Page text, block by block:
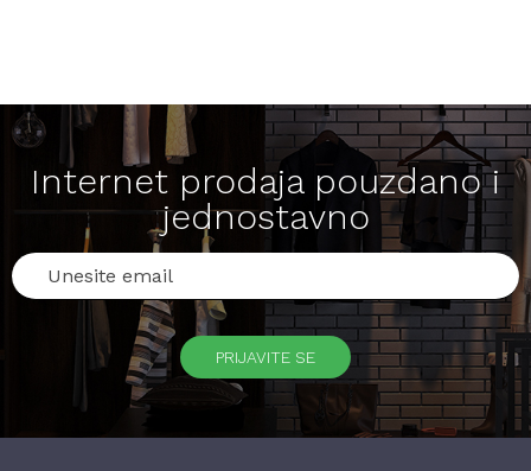
Internet prodaja pouzdano i
jednostavno
PRIJAVITE SE